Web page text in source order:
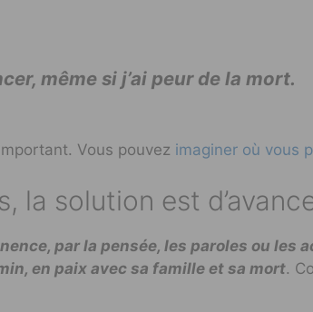
même si j’ai peur de la mort.
Vous pouvez imaginer où vous
la solution est
par la pensée, les paroles ou les
en paix avec sa famille et sa mort.